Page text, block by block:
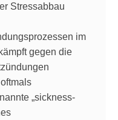
Stressabbau
im
gegen die
„sickness-